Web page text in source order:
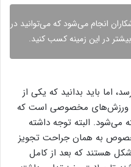
انجام می‌شود که می‌توانید در
در این زمینه کسب کنید.
اما باید بدانید که یکی از
ورزش‌های مخصوصی است که
می‌شود. البته توجه داشته
به همان جراحت تجویز
هستند که بعد از کامل